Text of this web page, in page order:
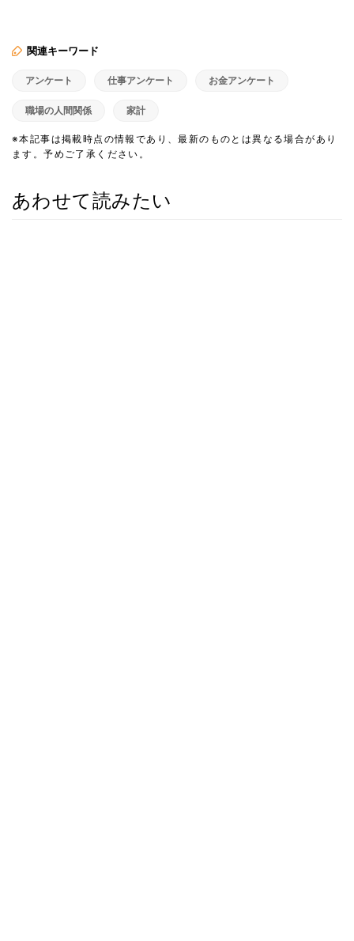
関連キーワード
アンケート 仕事アンケート お金アンケート
職場の人間関係 家計
※本記事は掲載時点の情報であり、最新のものとは異なる場合があり
ます。予めご了承ください。
あわせて読みたい